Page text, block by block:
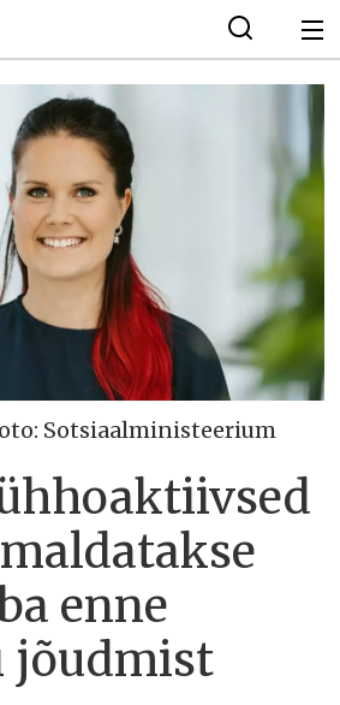
Sotsiaalministeerium
enne
jõudmist